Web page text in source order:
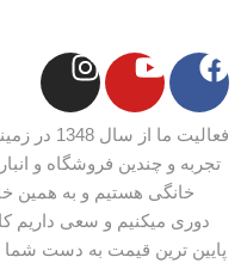
فعالیت
تجربه و چندین فروشگاه و
خانگی هستیم و به همین
دوری میکنیم و سعی داریم
پایین ترین قیمت به دست شما